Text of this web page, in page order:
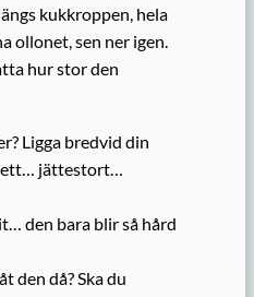
kukkroppen, hela
ollonet, sen ner igen.
hur stor den
Ligga bredvid din
jättestort…
den bara blir så hård
den då? Ska du